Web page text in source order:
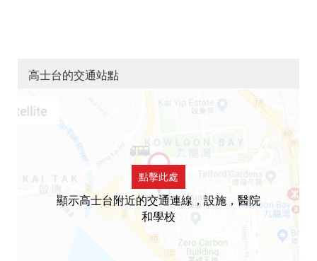
高士台的交通站點
點擊此處
顯示高士台附近的交通連線，設施，醫院
和學校